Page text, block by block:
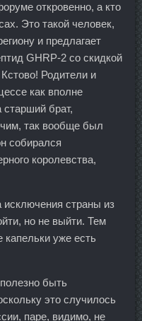
откровенно, а кто
Это такой человек,
и предлагает
GHRP-2 со скидкой
Родители и
как вполне
старший брат,
так вообще был
собирался
королевства,
исключения страны из
но не выйти. Тем
уже есть
быть
это случилось
паре, видимо, не